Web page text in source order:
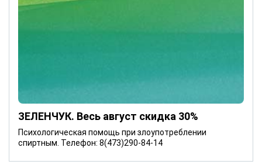
ЗЕЛЕНЧУК. Весь август скидка 30%
Психологическая помощь при злоупотреблении
спиртным. Телефон: 8(473)290-84-14